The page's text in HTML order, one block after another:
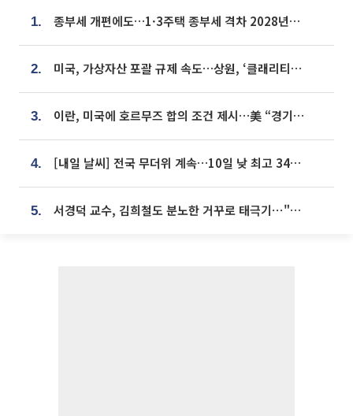
1. 종부세 개편에도…1·3주택 종부세 격차 2028년부터 확대
2. 미국, 가상자산 포괄 규제 속도…상원, ‘클래리티법’ 9월 절차투표 추진
3. 이란, 미국에 호르무즈 합의 조건 제시…美 “경기 아직 안 끝나” [종합]
4. [내일 날씨] 전국 무더위 계속…10일 낮 최고 34도 육박
5. 서경덕 교수, 김희철도 분노한 거꾸로 태극기⋯"엉터리는 아냐, 아쉬울 뿐"